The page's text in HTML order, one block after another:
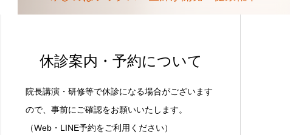
休診案内・予約について
院長講演・研修等で休診になる場合がございます
ので、事前にご確認をお願いいたします。
（Web・LINE予約をご利用ください）